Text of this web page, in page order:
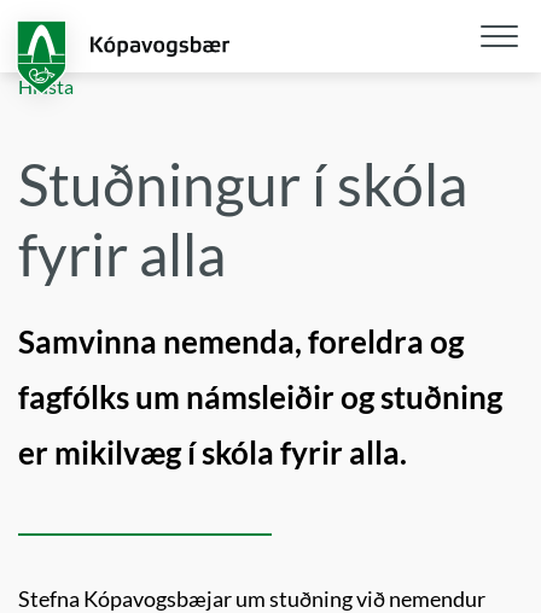
aðalefni
Hlusta
Stuðningur í skóla
fyrir alla
Samvinna nemenda, foreldra og
fagfólks um námsleiðir og stuðning
er mikilvæg í skóla fyrir alla.
Stefna Kópavogsbæjar um stuðning við nemendur
Opna